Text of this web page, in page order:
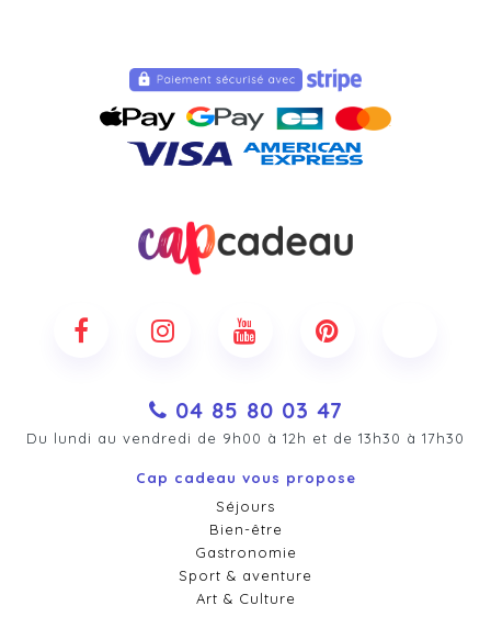
04 85 80 03 47
Du lundi au vendredi de 9h00 à 12h et de 13h30 à 17h30
Cap cadeau vous propose
Séjours
Bien-être
Gastronomie
Sport & aventure
Art & Culture